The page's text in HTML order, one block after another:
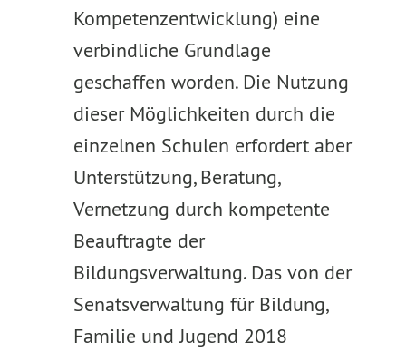
Kompetenzentwicklung) eine
verbindliche Grundlage
geschaffen worden. Die Nutzung
dieser Möglichkeiten durch die
einzelnen Schulen erfordert aber
Unterstützung, Beratung,
Vernetzung durch kompetente
Beauftragte der
Bildungsverwaltung. Das von der
Senatsverwaltung für Bildung,
Familie und Jugend 2018